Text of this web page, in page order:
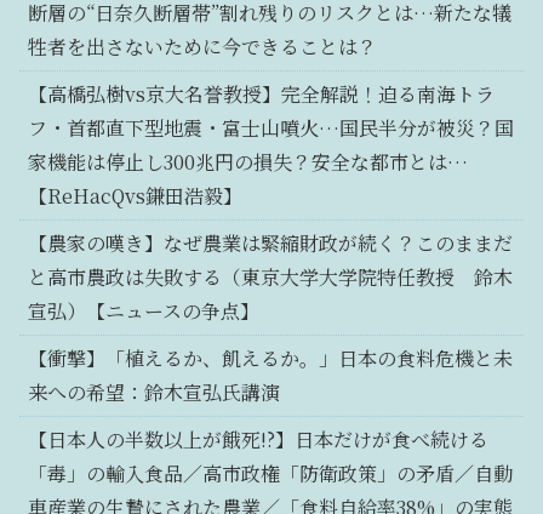
断層の“日奈久断層帯”割れ残りのリスクとは…新たな犠
牲者を出さないために今できることは？
【高橋弘樹vs京大名誉教授】完全解説！迫る南海トラ
フ・首都直下型地震・富士山噴火…国民半分が被災？国
家機能は停止し300兆円の損失？安全な都市とは…
【ReHacQvs鎌田浩毅】
【農家の嘆き】なぜ農業は緊縮財政が続く？このままだ
と高市農政は失敗する（東京大学大学院特任教授 鈴木
宣弘）【ニュースの争点】
【衝撃】「植えるか、飢えるか。」日本の食料危機と未
来への希望：鈴木宣弘氏講演
【日本人の半数以上が餓死!?】日本だけが食べ続ける
「毒」の輸入食品／高市政権「防衛政策」の矛盾／自動
車産業の生贄にされた農業／「食料自給率38%」の実態